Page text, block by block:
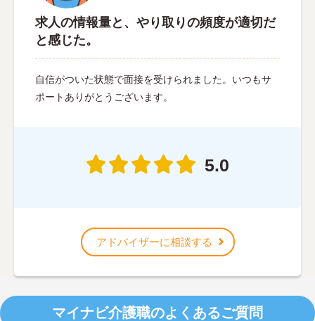
求人の情報量と、やり取りの頻度が適切だ
と感じた。
自信がついた状態で面接を受けられました。いつもサ
ポートありがとうございます。
5.0
アドバイザーに相談する
マイナビ介護職のよくあるご質問